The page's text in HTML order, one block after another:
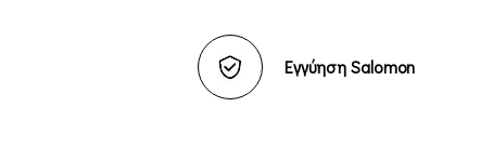
Εγγύηση Salomon